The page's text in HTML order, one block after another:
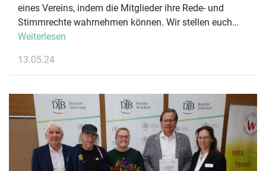
eines Vereins, indem die Mitglieder ihre Rede- und
Stimmrechte wahrnehmen können. Wir stellen euch
zwei Versammlungsarten vor, geben Hinweise zu den
und erläutern die wichtigsten Formalien, die bei der
beachten sind.
Weiterlesen
13.05.24